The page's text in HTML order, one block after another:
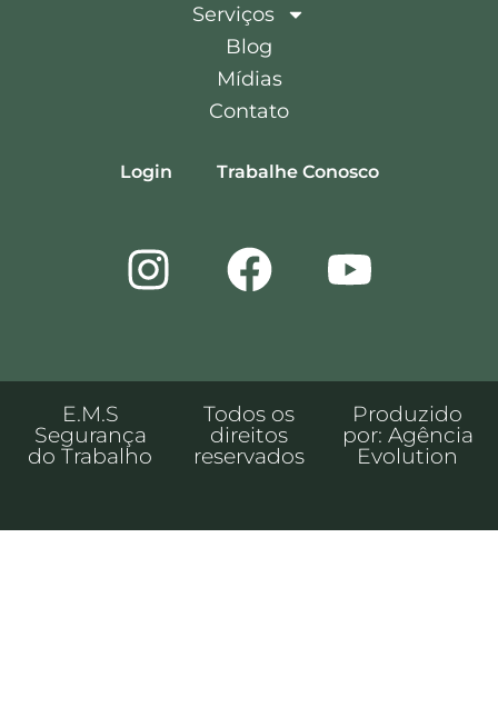
Serviços
Blog
Mídias
Contato
Login Trabalhe Conosco
E.M.S
Segurança
do Trabalho
Todos os
direitos
reservados
Produzido
por: Agência
Evolution